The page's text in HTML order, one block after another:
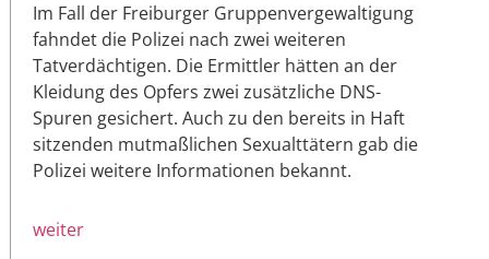
Im Fall der Freiburger Gruppenvergewaltigung
fahndet die Polizei nach zwei weiteren
Tatverdächtigen. Die Ermittler hätten an der
Kleidung des Opfers zwei zusätzliche DNS-
Spuren gesichert. Auch zu den bereits in Haft
sitzenden mutmaßlichen Sexualttätern gab die
Polizei weitere Informationen bekannt.
weiter